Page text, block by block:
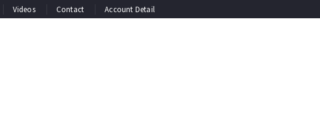
Videos Contact Account Detail